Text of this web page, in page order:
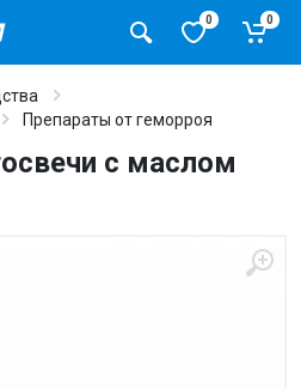
0 0
Препараты от геморроя
с маслом